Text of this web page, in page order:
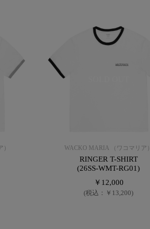
WACKO MARIA （ワコマリア）
RINGER T-SHIRT
(26SS-WMT-RG01)
￥12,000
(税込：￥13,200)